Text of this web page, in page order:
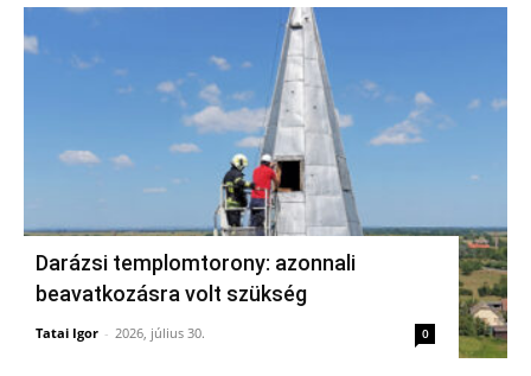
Darázsi templomtorony: azonnali
beavatkozásra volt szükség
Tatai Igor - 2026, július 30. 0